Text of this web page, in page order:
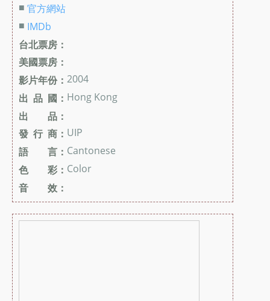
■ 官方網站
■ IMDb
台北票房：
美國票房：
影片年份： 2004
出 品 國： Hong Kong
出 品：
發 行 商： UIP
語 言： Cantonese
色 彩： Color
音 效：